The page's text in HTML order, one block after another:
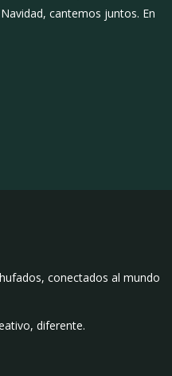
cantemos juntos. En
conectados al mundo
diferente.